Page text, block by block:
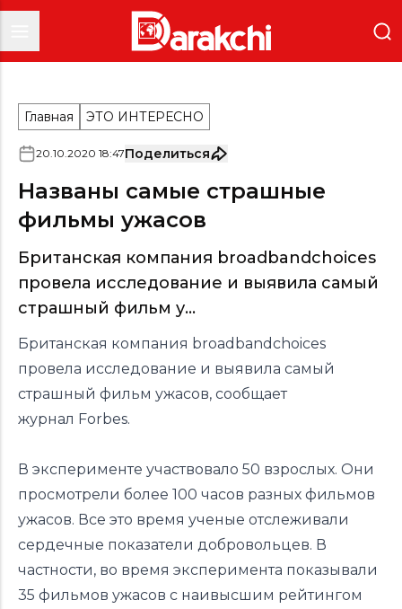
Главная ЭТО ИНТЕРЕСНО
20.10.2020 18:47Поделиться
Названы самые страшные
фильмы ужасов
Британская компания broadbandchoices
провела исследование и выявила самый
страшный фильм у...
Британская компания broadbandchoices
провела исследование и выявила самый
страшный фильм ужасов, сообщает
журнал Forbes.
В эксперименте участвовало 50 взрослых. Они
просмотрели более 100 часов разных фильмов
ужасов. Все это время ученые отслеживали
сердечные показатели добровольцев. В
частности, во время эксперимента показывали
35 фильмов ужасов с наивысшим рейтингом